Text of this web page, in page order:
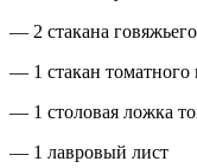
— 2 стакана
— 1 стакан томатного
— 1 столовая ложка
— 1 лавровый лист